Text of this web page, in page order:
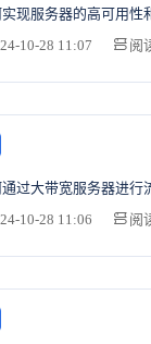
现服务器的高可用性
10-28 11:07
阅
过大带宽服务器进行
10-28 11:06
阅